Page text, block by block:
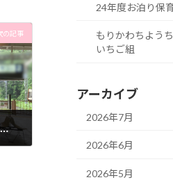
の記事
お泊まり保育 ケーブルカーに乗って遊園地へゴー
24年度お泊り保
もりかわちよう
いちご組
アーカイブ
2026年7月
2026年6月
2026年5月